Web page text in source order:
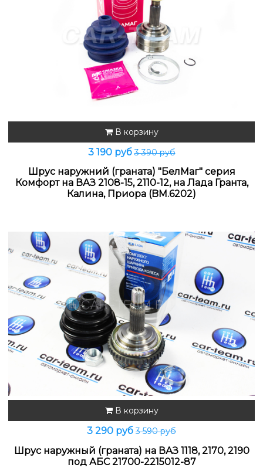
В корзину
3 190 руб3 390 руб
Шрус наружний (граната) "БелМаг" серия
Комфорт на ВАЗ 2108-15, 2110-12, на Лада Гранта,
Калина, Приора (BM.6202)
В корзину
3 290 руб3 590 руб
Шрус наружный (граната) на ВАЗ 1118, 2170, 2190
под АБС 21700-2215012-87